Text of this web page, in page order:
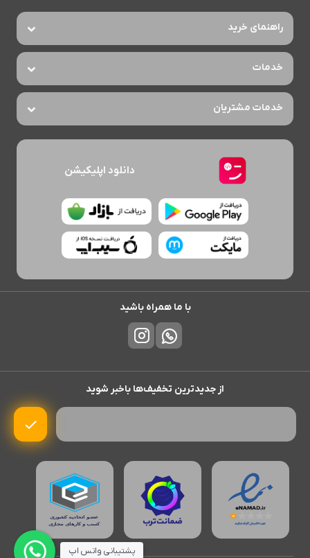
راهنمای خرید
خدمات
خدمات مشتریان
دانلود اپلیکیشن
با ما همراه باشید
از جدیدترین تخفیف‌ها باخبر شوید
پشتیبانی واتس اپ